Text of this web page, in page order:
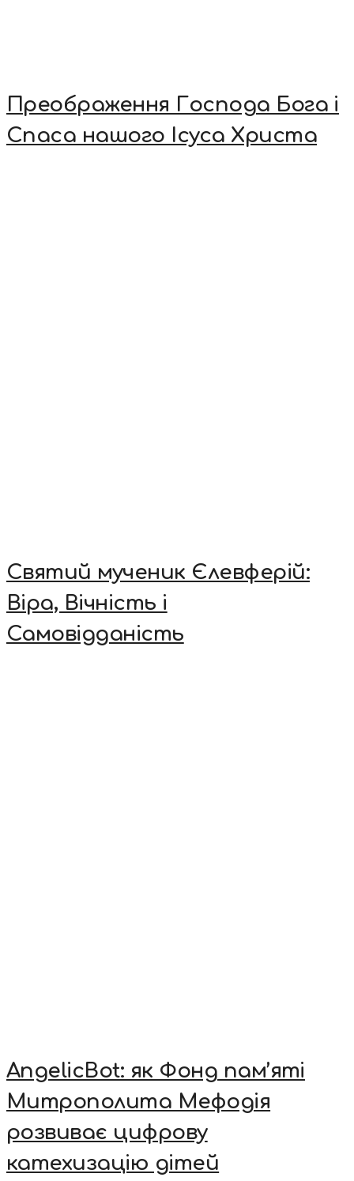
Преображення Господа Бога і
Спаса нашого Ісуса Христа
Святий мученик Єлевферій:
Віра, Вічність і
Самовідданість
AngelicBot: як Фонд пам’яті
Митрополита Мефодія
розвиває цифрову
катехизацію дітей